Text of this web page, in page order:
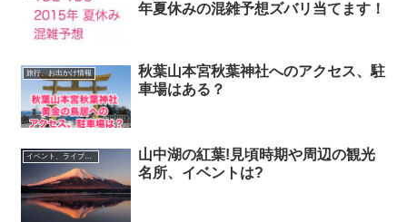
年夏休みの混雑予想ズバリ当てます！
旅行、お出かけ情報
秋葉山本宮秋葉神社へのアクセス、駐
車場はある？
イベント、ライブ最新情報
山中湖の紅葉!見頃時期や周辺の観光
名所、イベントは?